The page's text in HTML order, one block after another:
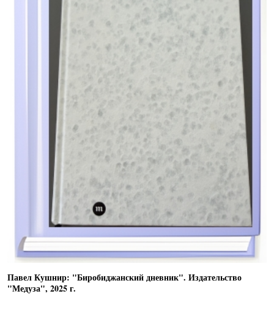
Павел Кушнир: "Биробиджанский дневник". Издательство
"Медуза", 2025 г.